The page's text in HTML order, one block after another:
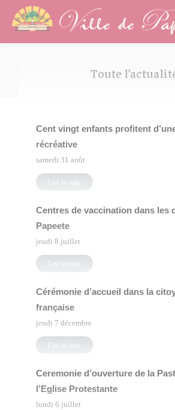
Toute
Cent vingt enfants profitent
récréative
samedi 31 août
Lire la suite
Centres de vaccination dans les
Papeete
jeudi 8 juillet
Lire la suite
Cérémonie d’accueil dans la
française
jeudi 7 décembre
Lire la suite
Ceremonie d’ouverture de la
l’Eglise Protestante
lundi 6 juillet
Cookies management panel